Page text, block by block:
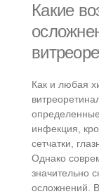
Какие
Как и любая
инфекция,
сетчатки,
Однако
значительно
осложнений.